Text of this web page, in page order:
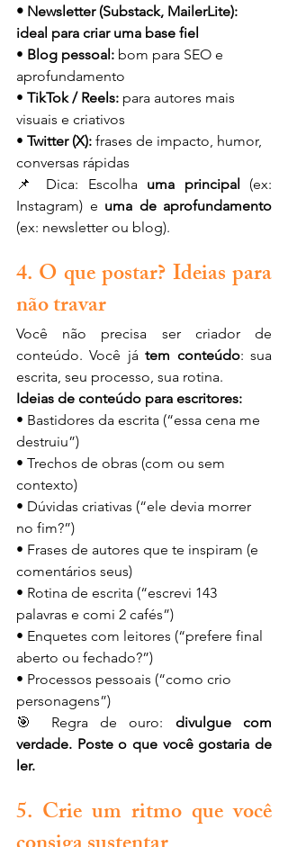
• Newsletter (Substack, MailerLite):
ideal para criar uma base fiel
• Blog pessoal: bom para SEO e
aprofundamento
• TikTok / Reels: para autores mais
visuais e criativos
• Twitter (X): frases de impacto, humor,
conversas rápidas
📌 Dica: Escolha uma principal
(ex:
Instagram) e uma de aprofundamento
(ex: newsletter ou blog).
4. O que postar? Ideias para
não travar
Você não precisa ser criador de
conteúdo. Você já tem conteúdo: sua
escrita, seu processo, sua rotina.
Ideias de conteúdo para escritores:
• Bastidores da escrita (“essa cena me
destruiu”)
• Trechos de obras (com ou sem
contexto)
• Dúvidas criativas (“ele devia morrer
no fim?”)
• Frases de autores que te inspiram (e
comentários seus)
• Rotina de escrita (“escrevi 143
palavras e comi 2 cafés”)
• Enquetes com leitores (“prefere final
aberto ou fechado?”)
• Processos pessoais (“como crio
personagens”)
🎯 Regra de ouro: divulgue com
verdade. Poste o que você gostaria de
ler.
5. Crie um ritmo que você